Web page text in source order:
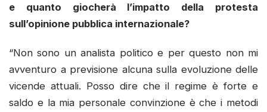
e quanto giocherà l’impatto della protesta
sull’opinione pubblica internazionale?
“Non sono un analista politico e per questo non mi
avventuro a previsione alcuna sulla evoluzione delle
vicende attuali. Posso dire che il regime è forte e
saldo e la mia personale convinzione è che i metodi